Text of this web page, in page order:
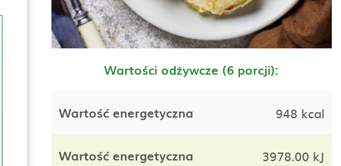
Wartości odżywcze (6 porcji):
Wartość energetyczna 948 kcal
Wartość energetyczna 3978.00 kJ